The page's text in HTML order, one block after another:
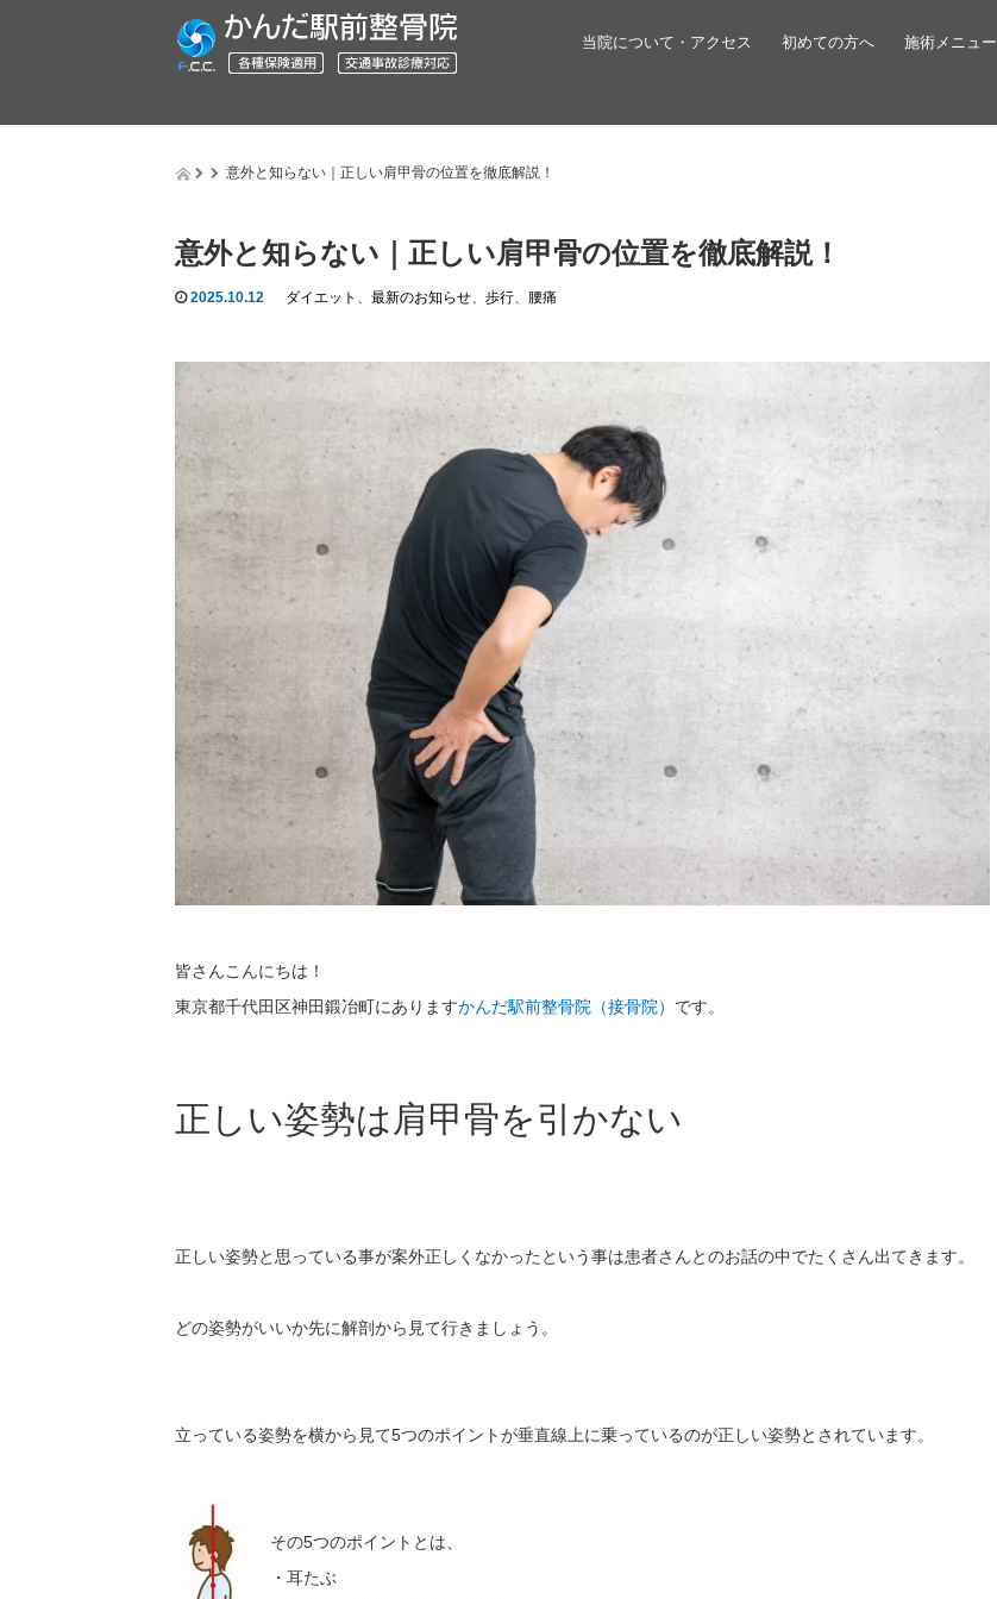
当院について・アクセス 初めての方へ 施術メニュー
意外と知らない｜正しい肩甲骨の位置を徹底解説！
意外と知らない｜正しい肩甲骨の位置を徹底解説！
2025.10.12 ダイエット 、 最新のお知らせ、 歩行、 腰痛
皆さんこんにちは！
東京都千代田区神田鍛冶町にありますかんだ駅前整骨院（接骨院） です。
正しい姿勢は肩甲骨を引かない
正しい姿勢と思っている事が案外正しくなかったという事は患者さんとのお話の中でたくさん出てきます。
どの姿勢がいいか先に解剖から見て行きましょう。
立っている姿勢を横から見て5つのポイントが垂直線上に乗っているのが正しい姿勢とされています。
その5つのポイントとは、
・耳たぶ